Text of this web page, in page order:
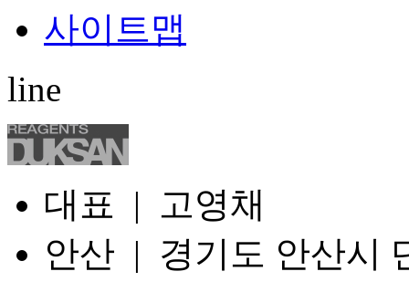
사이트맵
line
대표 | 고영채
안산 | 경기도 안산시